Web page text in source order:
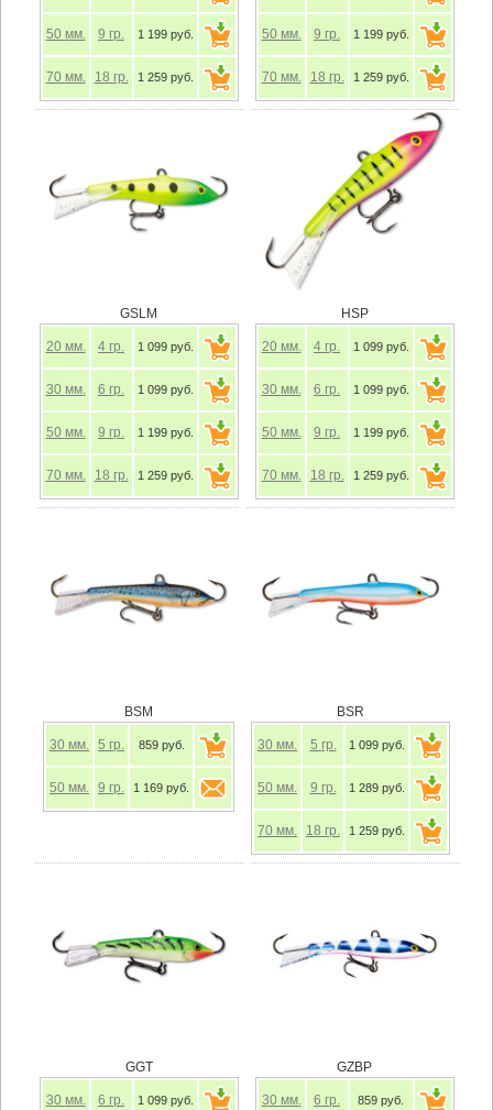
50 мм. 9 гр. 1 199 руб.
70 мм. 18 гр. 1 259 руб.
50 мм. 9 гр. 1 199 руб.
70 мм. 18 гр. 1 259 руб.
GSLM
20 мм. 4 гр. 1 099 руб.
30 мм. 6 гр. 1 099 руб.
50 мм. 9 гр. 1 199 руб.
70 мм. 18 гр. 1 259 руб.
HSP
20 мм. 4 гр. 1 099 руб.
30 мм. 6 гр. 1 099 руб.
50 мм. 9 гр. 1 199 руб.
70 мм. 18 гр. 1 259 руб.
BSM
30 мм. 5 гр. 859 руб.
50 мм. 9 гр. 1 169 руб.
BSR
30 мм. 5 гр. 1 099 руб.
50 мм. 9 гр. 1 289 руб.
70 мм. 18 гр. 1 259 руб.
GGT
30 мм. 6 гр. 1 099 руб.
GZBP
30 мм. 6 гр. 859 руб.